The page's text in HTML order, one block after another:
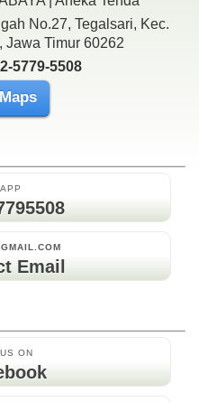
No.27, Tegalsari, Kec.
Jawa Timur 60262
5779-5508
Email
ON